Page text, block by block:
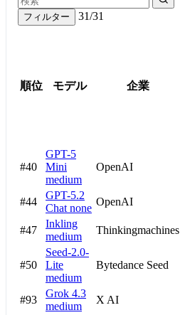
フィルター 31/31
順位 モデル 企業
#40
GPT-5
Mini
medium
OpenAI
#44
GPT-5.2
Chat none
OpenAI
#47
Inkling
medium
Thinkingmachines
#50
Seed-2.0-
Lite
medium
Bytedance Seed
#93
Grok 4.3
medium
X AI